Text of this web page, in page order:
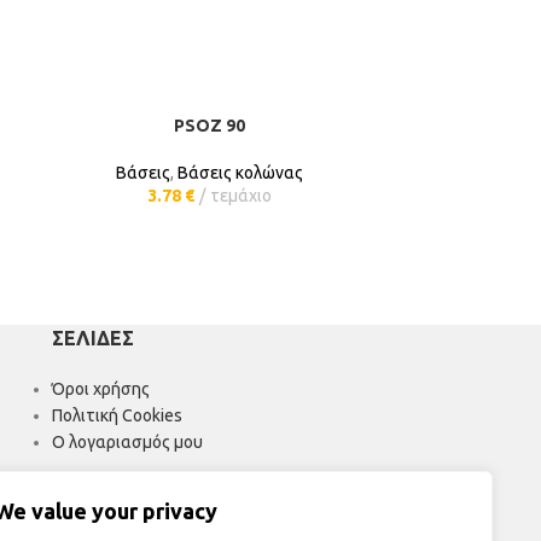
value your privacy
ΠΡΟΣΘΉΚΗ ΣΤΟ ΚΑΛΆΘΙ
PSOZ 90
Βάσεις, Βάσεις κολώνας
3.78 € τεμάχιο
ΣΕΛΊΔΕΣ
Όροι χρήσης
Πολιτική Cookies
Ο λογαριασμός μου